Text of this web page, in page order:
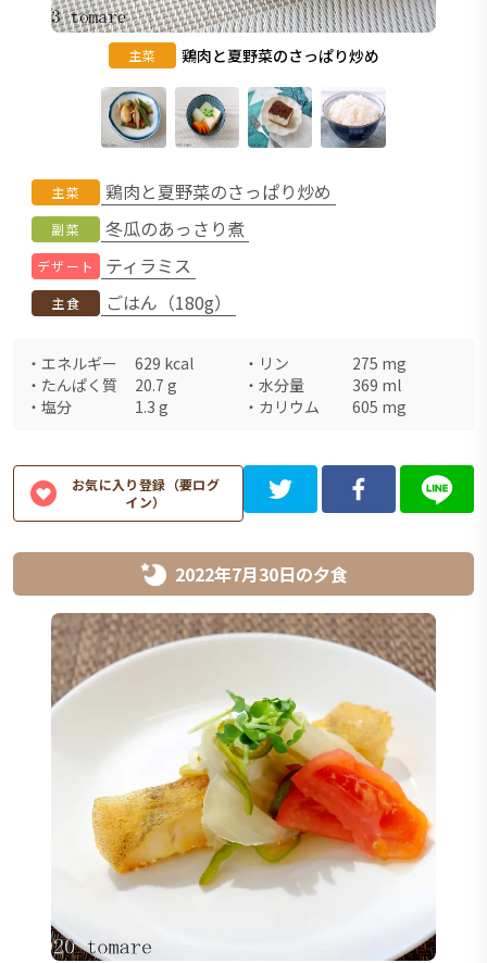
主菜 鶏肉と夏野菜のさっぱり炒め
主菜 鶏肉と夏野菜のさっぱり炒め
副菜 冬瓜のあっさり煮
デザート ティラミス
主食 ごはん（180g）
・ エネルギー 629 kcal ・ リン 275 mg
・ たんぱく質 20.7 g ・ 水分量 369 ml
・ 塩分 1.3 g ・ カリウム 605 mg
お気に入り登録（要ログ
イン）
2022年7月30日の夕食